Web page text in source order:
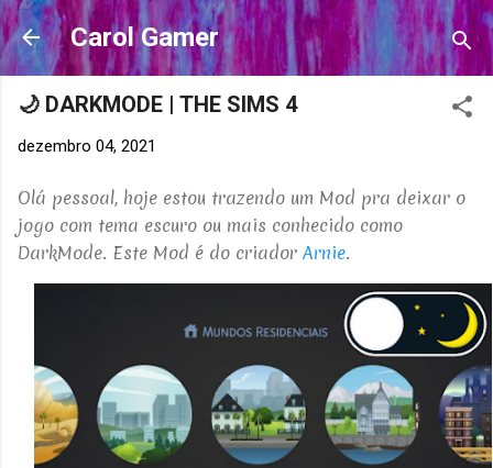
Pular para o conteúdo principal
Carol Gamer
🌙 DARKMODE | THE SIMS 4
dezembro 04, 2021
Olá pessoal, hoje estou trazendo um Mod pra deixar o
jogo com tema escuro ou mais conhecido como
DarkMode. Este Mod é do criador Arnie.